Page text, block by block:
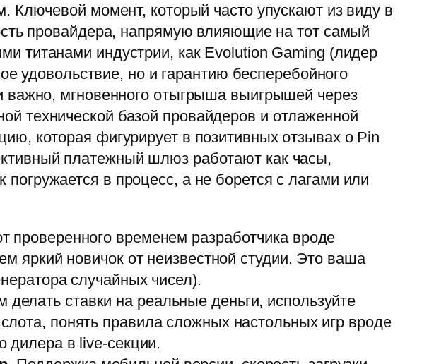
Ключевой момент, который часто упускают из виду в
провайдера, напрямую влияющие на тот самый
титанами индустрии, как Evolution Gaming (лидер
удовольствие, но и гарантию бесперебойного
важно, мгновенного отыгрыша выигрышей через
технической базой провайдеров и отлаженной
которая фигурирует в позитивных отзывах о Pin
платежный шлюз работают как часы,
в процесс, а не борется с лагами или
проверенного временем разработчика вроде
яркий новичок от неизвестной студии. Это ваша
случайных чисел).
делать ставки на реальные деньги, используйте
понять правила сложных настольных игр вроде
дилера в live-секции.